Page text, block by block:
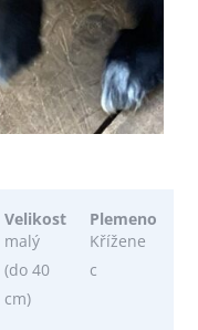
Velikost
malý
(do 40
cm)
Plemeno
Křížene
c